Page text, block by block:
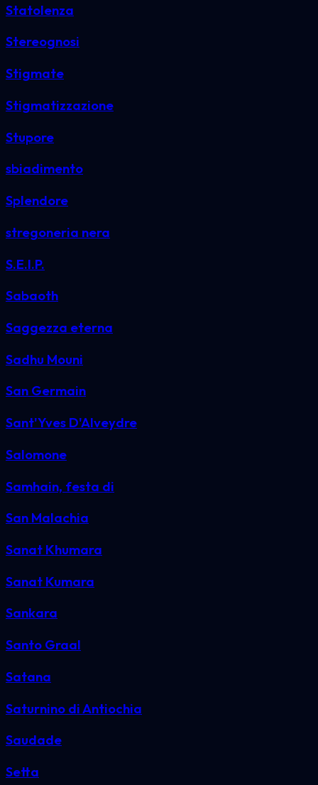
Statolenza
Stereognosi
Stigmate
Stigmatizzazione
Stupore
sbiadimento
Splendore
stregoneria nera
S.E.I.P.
Sabaoth
Saggezza eterna
Sadhu Mouni
San Germain
Sant'Yves D'Alveydre
Salomone
Samhain, festa di
San Malachia
Sanat Khumara
Sanat Kumara
Sankara
Santo Graal
Satana
Saturnino di Antiochia
Saudade
Setta